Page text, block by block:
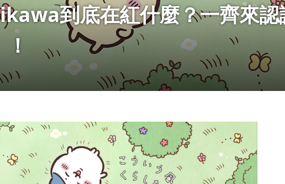
到底在紅什麼？一齊來認